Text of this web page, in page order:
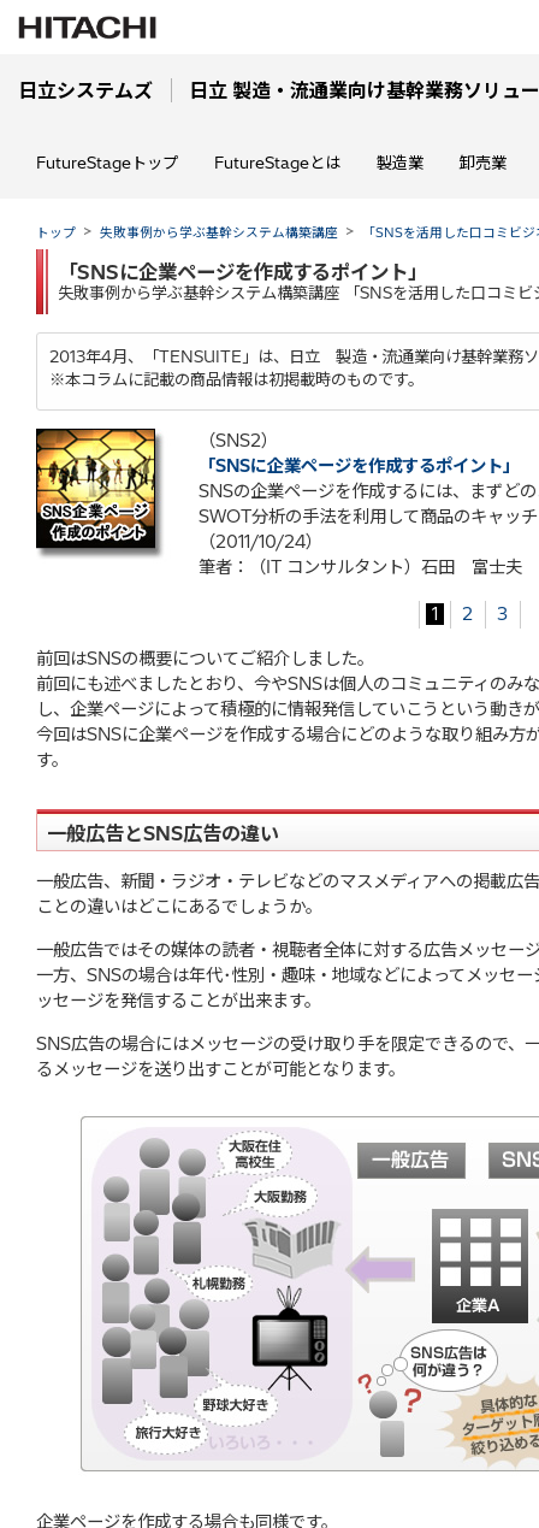
日立システムズ 日立 製造・流通業向け基幹業務ソリュ
FutureStageトップ FutureStageとは 製造業 卸売業
トップ 失敗事例から学ぶ基幹システム構築講座 「SNSを活用した口コミビ
「SNSに企業ページを作成するポイント」
失敗事例から学ぶ基幹システム構築講座 「SNSを活用した口コミビ
2013年4月、「TENSUITE」は、日立 製造・流通業向け基幹業務
※本コラムに記載の商品情報は初掲載時のものです。
（SNS2）
「SNSに企業ページを作成するポイント」
SNSの企業ページを作成するには、まずど
SWOT分析の手法を利用して商品のキャッ
（2011/10/24）
筆者：（IT コンサルタント）石田 富士夫
1 2 3
前回はSNSの概要についてご紹介しました。
前回にも述べましたとおり、今やSNSは個人のコミュニティのみ
し、企業ページによって積極的に情報発信していこうという動き
今回はSNSに企業ページを作成する場合にどのような取り組み方
す。
一般広告とSNS広告の違い
一般広告、新聞・ラジオ・テレビなどのマスメディアへの掲載広
ことの違いはどこにあるでしょうか。
一般広告ではその媒体の読者・視聴者全体に対する広告メッセー
一方、SNSの場合は年代･性別・趣味・地域などによってメッセ
ッセージを発信することが出来ます。
SNS広告の場合にはメッセージの受け取り手を限定できるので、
るメッセージを送り出すことが可能となります。
企業ページを作成する場合も同様です。